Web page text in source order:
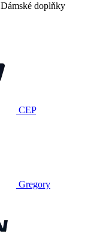
Dámské doplňky
CEP
Gregory